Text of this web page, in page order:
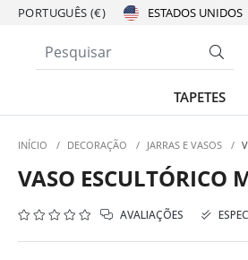
PORTUGUÊS (€)
TAPETES
INÍCIO / DECORAÇÃO / JARRAS E VASOS /
VASO ESCULTÓRICO
AVALIAÇÕES